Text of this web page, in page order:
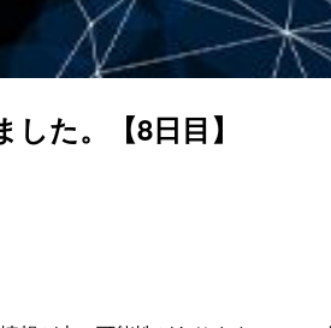
た。【8日目】